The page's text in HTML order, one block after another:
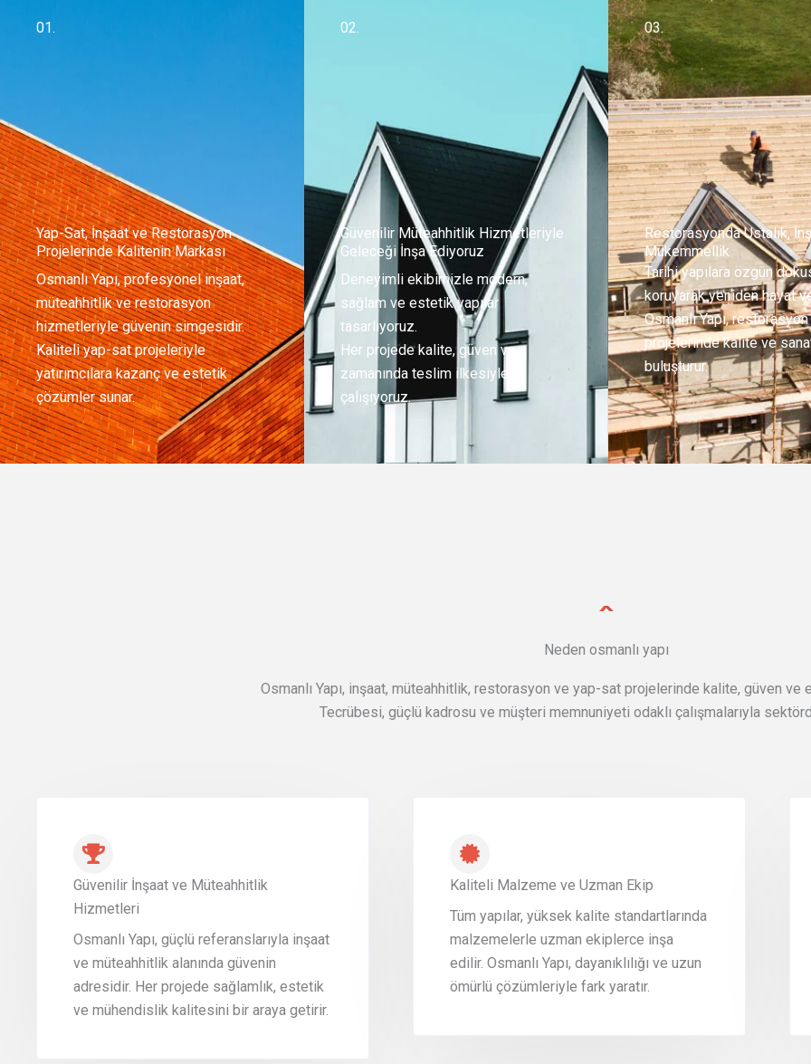
01.
Yap-Sat, İnşaat ve Restorasyon
Projelerinde Kalitenin Markası
Osmanlı Yapı, profesyonel inşaat,
müteahhitlik ve restorasyon
hizmetleriyle güvenin simgesidir.
Kaliteli yap-sat projeleriyle
yatırımcılara kazanç ve estetik
çözümler sunar.
02.
Güvenilir Müteahhitlik Hizmetleriyle
Geleceği İnşa Ediyoruz
Deneyimli ekibimizle modern,
sağlam ve estetik yapılar
tasarlıyoruz.
Her projede kalite, güven ve
zamanında teslim ilkesiyle
çalışıyoruz.
03.
Restorasyonda Ustalık,
Mükemmellik
Tarihi yapılara özgün
koruyarak yeniden hayat
Osmanlı Yapı, restorasyon
projelerinde kalite ve
buluşturur.
Neden osmanlı yapı
Osmanlı Yapı, inşaat, müteahhitlik, restorasyon ve yap-sat projelerinde kalite, güven ve
Tecrübesi, güçlü kadrosu ve müşteri memnuniyeti odaklı çalışmalarıyla
Güvenilir İnşaat ve Müteahhitlik
Hizmetleri
Osmanlı Yapı, güçlü referanslarıyla inşaat
ve müteahhitlik alanında güvenin
adresidir. Her projede sağlamlık, estetik
ve mühendislik kalitesini bir araya getirir.
Kaliteli Malzeme ve Uzman Ekip
Tüm yapılar, yüksek kalite standartlarında
malzemelerle uzman ekiplerce inşa
edilir. Osmanlı Yapı, dayanıklılığı ve uzun
ömürlü çözümleriyle fark yaratır.